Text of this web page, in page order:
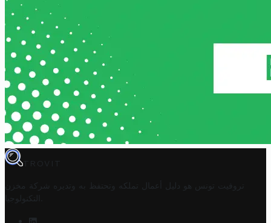
TROVIT
تروفيت تونس هو دليل أعمال تملكه وتحتفظ به وتديره
شركة مخزن
التكنولوجيا